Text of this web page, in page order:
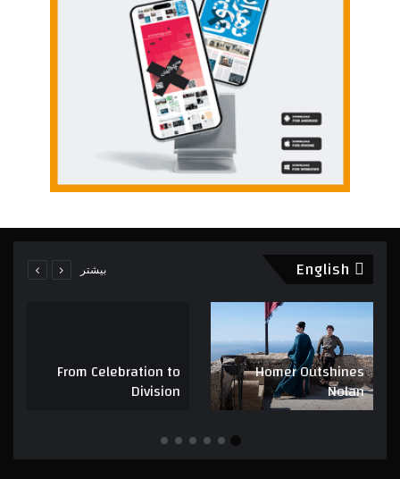
بیشتر
Homer Outshines
Nolan
From Celebration to
Division